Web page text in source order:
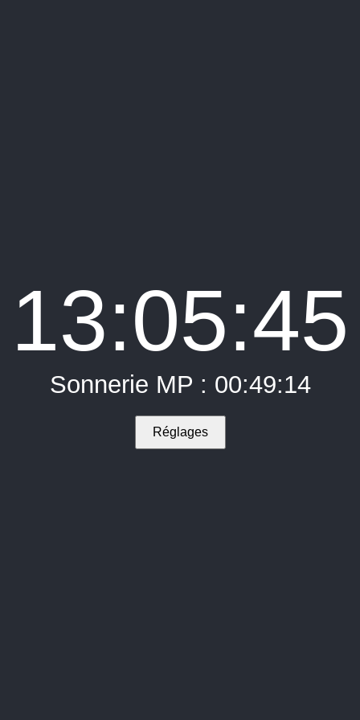
13:05:45
Sonnerie MP : 00:49:14
Réglages